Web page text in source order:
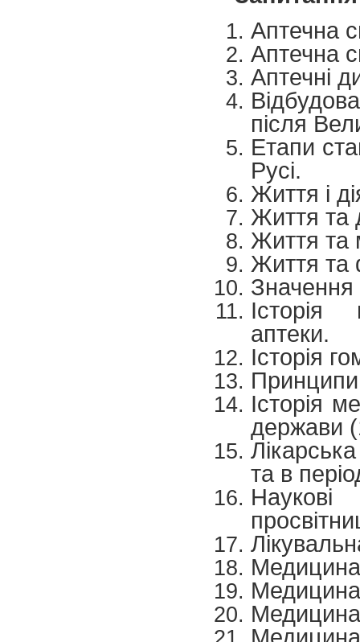
Аптечна
Аптечна
Аптечні
після
Етапи
Русі.
Життя і
Життя та
Життя та
Життя та
Значення
Історія
аптеки.
Історія
Принципи
Історія
держави
та в
Медицина
Медицина